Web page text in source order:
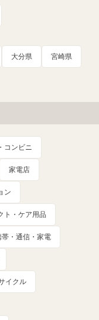
大分県 宮崎県
コンビニ
家電店
ン
ト・ケア用品
帯・通信・家電
イクル